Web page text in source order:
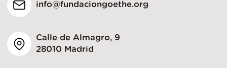
info@fundaciongoethe.org
Calle de Almagro, 9
28010 Madrid